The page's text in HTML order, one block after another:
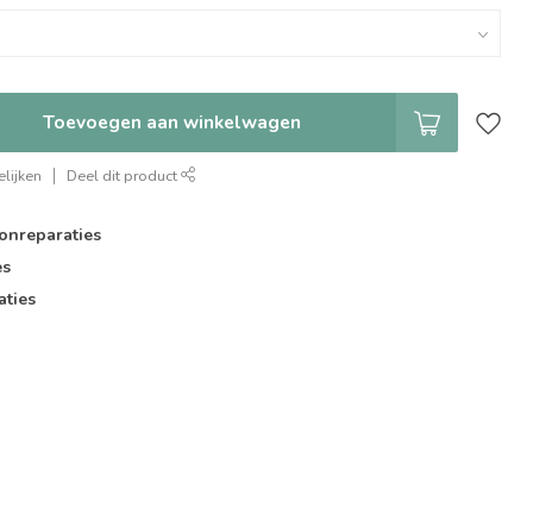
Toevoegen aan winkelwagen
Deel dit product